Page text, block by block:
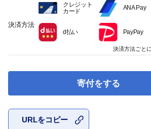
寄付をする
URLをコピー
決済方法
クレジット
カード
ANA Pay
d払い PayPay
決済方法ごと